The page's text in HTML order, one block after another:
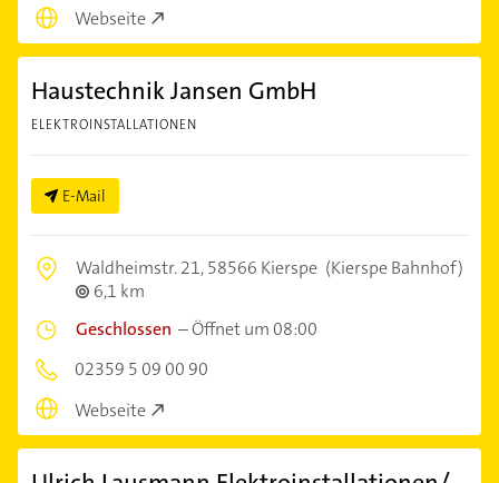
Webseite
Haustechnik Jansen GmbH
ELEKTROINSTALLATIONEN
E-Mail
Waldheimstr. 21,58566 Kierspe (Kierspe Bahnhof)
6,1 km
Geschlossen –Öffnet um 08:00
02359 5 09 00 90
Webseite